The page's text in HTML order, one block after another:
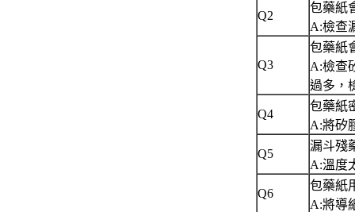
Q2
包藥紙
A:檢查
Q3
包藥紙
A:檢查
過多，
Q4
包藥紙
A:將矽
Q5
漏斗殘
A:溫度
Q6
包藥紙
A:將導